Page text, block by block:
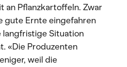
an Pflanzkartoffeln. Zwar
gute Ernte eingefahren
langfristige Situation
«Die Produzenten
weil die